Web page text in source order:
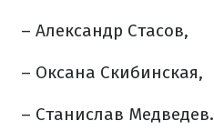
– Александр Стасов,
– Оксана Скибинская,
– Станислав Медведев.